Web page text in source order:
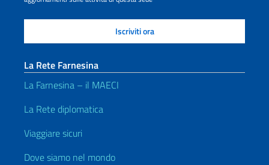
La Rete Farnesina
La Farnesina – il MAECI
La Rete diplomatica
Viaggiare sicuri
Dove siamo nel mondo